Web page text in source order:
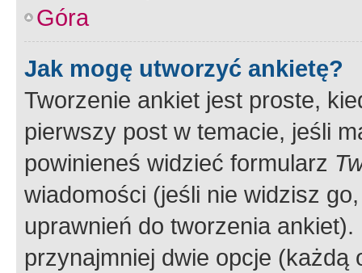
Góra
Jak mogę utworzyć ankietę?
Tworzenie ankiet jest proste,
pierwszy post w temacie, jeśli
powinieneś widzieć formularz
wiadomości (jeśli nie widzisz
uprawnień do tworzenia
przynajmniej dwie opcje